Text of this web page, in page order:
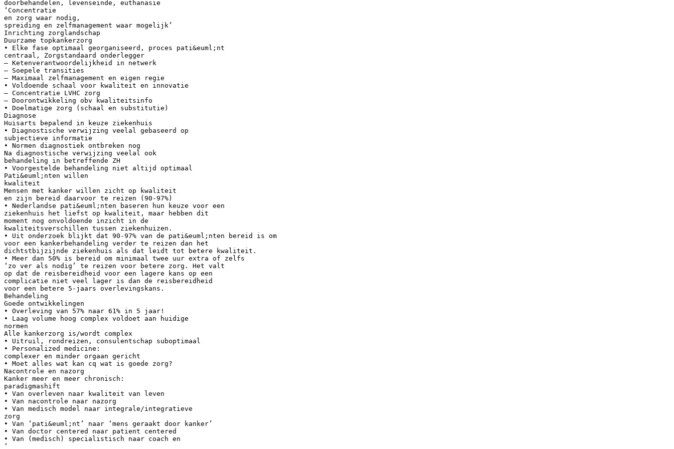
doorbehandelen, levenseinde, euthanasie
‘Concentratie
en zorg waar nodig,
spreiding en zelfmanagement waar mogelijk’
Inrichting zorglandschap
Duurzame topkankerzorg
• Elke fase optimaal georganiseerd, proces pati&euml;nt
centraal, Zorgstandaard onderlegger
– Ketenverantwoordelijkheid in netwerk
– Soepele transities
– Maximaal zelfmanagement en eigen regie
• Voldoende schaal voor kwaliteit en innovatie
– Concentratie LVHC zorg
– Doorontwikkeling obv kwaliteitsinfo
• Doelmatige zorg (schaal en substitutie)
Diagnose
Huisarts bepalend in keuze ziekenhuis
• Diagnostische verwijzing veelal gebaseerd op
subjectieve informatie
• Normen diagnostiek ontbreken nog
Na diagnostische verwijzing veelal ook
behandeling in betreffende ZH
• Voorgestelde behandeling niet altijd optimaal
Pati&euml;nten willen
kwaliteit
Mensen met kanker willen zicht op kwaliteit
en zijn bereid daarvoor te reizen (90-97%)
• Nederlandse pati&euml;nten baseren hun keuze voor een
ziekenhuis het liefst op kwaliteit, maar hebben dit
moment nog onvoldoende inzicht in de
kwaliteitsverschillen tussen ziekenhuizen.
• Uit onderzoek blijkt dat 90-97% van de pati&euml;nten bereid is om
voor een kankerbehandeling verder te reizen dan het
dichtstbijzijnde ziekenhuis als dat leidt tot betere kwaliteit.
• Meer dan 50% is bereid om minimaal twee uur extra of zelfs
‘zo ver als nodig’ te reizen voor betere zorg. Het valt
op dat de reisbereidheid voor een lagere kans op een
complicatie niet veel lager is dan de reisbereidheid
voor een betere 5-jaars overlevingskans.
Behandeling
Goede ontwikkelingen
• Overleving van 57% naar 61% in 5 jaar!
• Laag volume hoog complex voldoet aan huidige
normen
Alle kankerzorg is/wordt complex
• Uitruil, rondreizen, consulentschap suboptimaal
• Personalized medicine:
complexer en minder orgaan gericht
• Moet alles wat kan cq wat is goede zorg?
Nacontrole en nazorg
Kanker meer en meer chronisch:
paradigmashift
• Van overleven naar kwaliteit van leven
• Van nacontrole naar nazorg
• Van medisch model naar integrale/integratieve
zorg
• Van ‘pati&euml;nt’ naar ‘mens geraakt door kanker’
• Van doctor centered naar patient centered
• Van (medisch) specialistisch naar coach en
‘